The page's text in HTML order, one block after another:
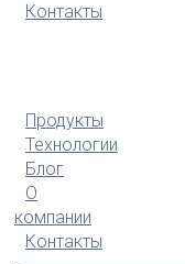
Контакты
Продукты
Технологии
Блог
О
компании
Контакты